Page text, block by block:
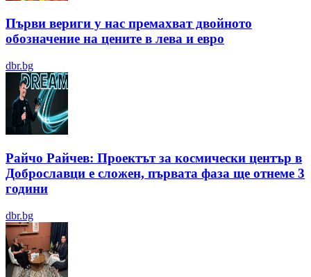
Първи вериги у нас премахват двойното
обозначение на цените в лева и евро
dbr.bg
Райчо Райчев: Проектът за космически център в
Доброславци е сложен, първата фаза ще отнеме 3
години
dbr.bg